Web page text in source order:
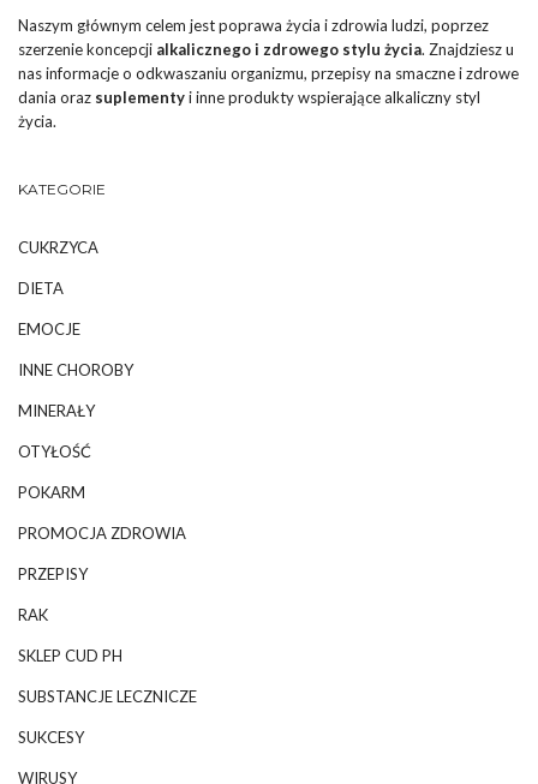
Naszym głównym celem jest poprawa życia i zdrowia ludzi, poprzez
szerzenie koncepcji alkalicznego i zdrowego stylu życia. Znajdziesz u
nas informacje o odkwaszaniu organizmu, przepisy na smaczne i zdrowe
dania oraz suplementyi inne produkty wspierające alkaliczny styl
życia.
KATEGORIE
CUKRZYCA
DIETA
EMOCJE
INNE CHOROBY
MINERAŁY
OTYŁOŚĆ
POKARM
PROMOCJA ZDROWIA
PRZEPISY
RAK
SKLEP CUD PH
SUBSTANCJE LECZNICZE
SUKCESY
WIRUSY